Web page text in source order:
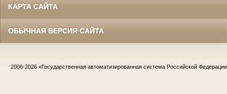
КАРТА САЙТА
ОБЫЧНАЯ ВЕРСИЯ САЙТА
2006-2026 «Государственная автоматизированная система Российской